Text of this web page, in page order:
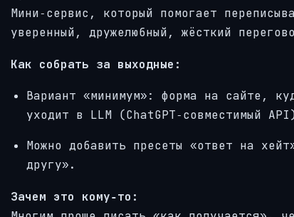
Мини‑сервис, который помогает
уверенный, дружелюбный, жёсткий
Как собрать за выходные:
Вариант «минимум»: форма на сайте,
уходит в LLM (ChatGPT‑совместимый
Можно добавить пресеты «ответ на
другу».
Зачем это кому‑то: